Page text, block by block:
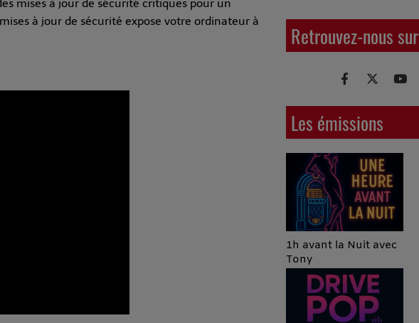
mises à jour de sécurité critiques pour un
à jour de sécurité expose votre ordinateur à
Retrouvez-nous sur
Les émissions
1h avant la Nuit avec
Tony